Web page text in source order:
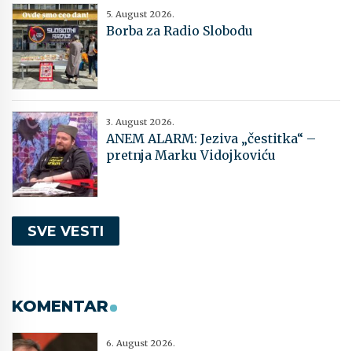
5. August 2026.
Borba za Radio Slobodu
3. August 2026.
ANEM ALARM: Jeziva „čestitka“ –
pretnja Marku Vidojkoviću
SVE VESTI
KOMENTAR
6. August 2026.